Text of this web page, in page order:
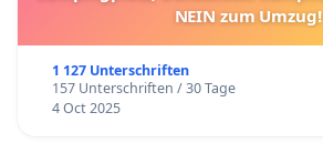
NEIN zum Umzug!
1 127 Unterschriften
157 Unterschriften / 30 Tage
4 Oct 2025